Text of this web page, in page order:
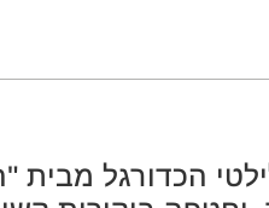
הכדורגל מבית